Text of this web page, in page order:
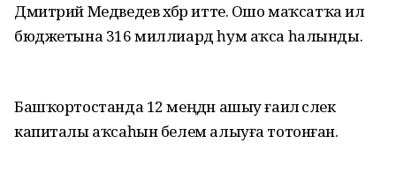
Дмитрий Медведев хәбәр итте. Ошо маҡсатҡа ил
бюджетына 316 миллиард һум аҡса һалынды.
Башҡортостанда 12 меңдән ашыу ғаилә әсәлек
капиталы аҡсаһын белем алыуға тотонған.